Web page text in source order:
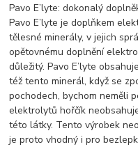
Pavo E’lyte: dokonalý
Pavo E’lyte je doplňkem
tělesné minerály, v jejich
opětovnému doplnění
důležitý. Pavo E’lyte
též tento minerál, když se
pochodech, bychom neměli
elektrolytů hořčík
této látky. Tento výrobek
je proto vhodný i pro